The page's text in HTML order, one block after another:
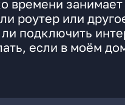
времени
роутер или
подключить
если в моём